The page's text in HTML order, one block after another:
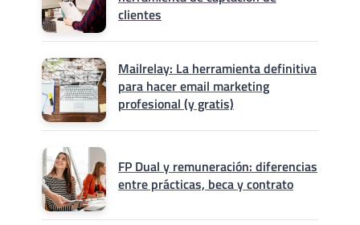
clientes
Mailrelay: La herramienta definitiva
para hacer email marketing
profesional (y gratis)
FP Dual y remuneración: diferencias
entre prácticas, beca y contrato